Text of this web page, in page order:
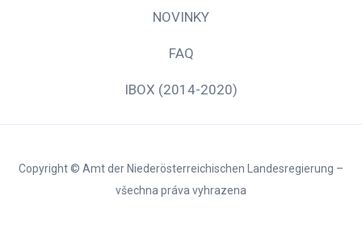
NOVINKY
FAQ
IBOX (2014-2020)
Copyright © Amt der Niederösterreichischen Landesregierung –
všechna práva vyhrazena